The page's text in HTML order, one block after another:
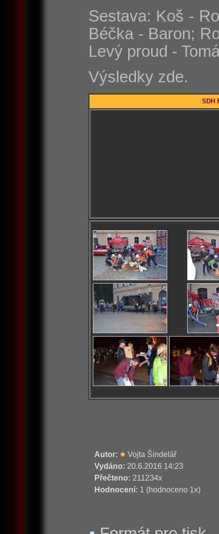
Sestava: Koš -
Béčka - Baron;
Levý proud -
Výsledky zde.
SDH
Autor:
Vojta Šindelář
Vydáno: 20.6.2016 14:23
Přečteno: 211234x
Hodnocení: 1 (hodnoceno 1x)